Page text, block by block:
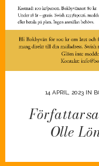
14 APRIL, 2023IN
Olle